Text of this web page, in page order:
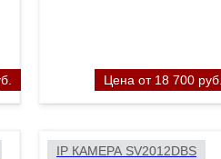
Цена от 18 700
IP КАМЕРА SV2012DBS